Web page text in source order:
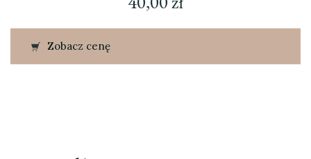
Zobacz cenę